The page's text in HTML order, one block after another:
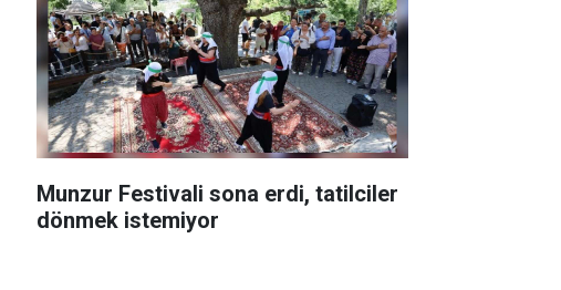
Munzur Festivali sona erdi, tatilciler
dönmek istemiyor